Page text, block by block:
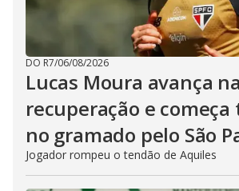
DO R7/06/08/2026
Lucas Moura avança na
recuperação e
no gramado pelo São
Jogador rompeu o tendão de Aquiles